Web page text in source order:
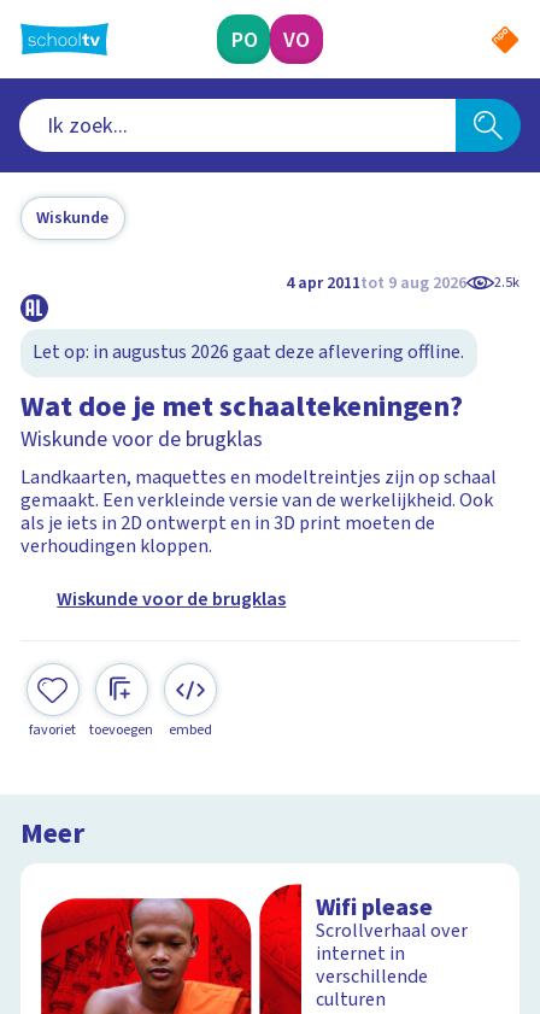
naar
hoofdinhoud
PO VO
Wiskunde
4 apr 2011tot 9 aug 2026 2.5k
Let op: in augustus 2026 gaat deze aflevering offline.
Wat doe je met schaaltekeningen?
Wiskunde voor de brugklas
Landkaarten, maquettes en modeltreintjes zijn op schaal
gemaakt. Een verkleinde versie van de werkelijkheid. Ook
als je iets in 2D ontwerpt en in 3D print moeten de
verhoudingen kloppen.
Wiskunde voor de brugklas
favoriet toevoegen embed
Meer
Wifi please
Scrollverhaal over
internet in
verschillende
culturen